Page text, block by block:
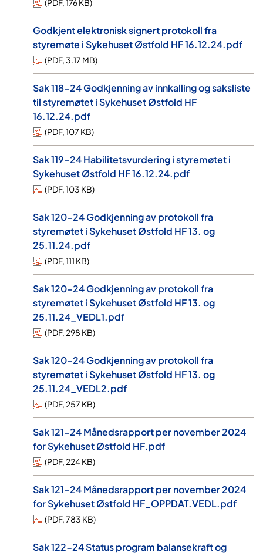
(PDF,176 KB)
Godkjent elektronisk signert protokoll fra
styremøte i Sykehuset Østfold HF 16.12.24.pdf
(PDF, 3.17 MB)
Sak 118-24 Godkjenning av innkalling og saksliste
til styremøtet i Sykehuset Østfold HF
16.12.24.pdf
(PDF,107 KB)
Sak 119-24 Habilitetsvurdering i styremøtet i
Sykehuset Østfold HF 16.12.24.pdf
(PDF,103 KB)
Sak 120-24 Godkjenning av protokoll fra
styremøtet i Sykehuset Østfold HF 13. og
25.11.24.pdf
(PDF,111 KB)
Sak 120-24 Godkjenning av protokoll fra
styremøtet i Sykehuset Østfold HF 13. og
25.11.24_VEDL1.pdf
(PDF, 298 KB)
Sak 120-24 Godkjenning av protokoll fra
styremøtet i Sykehuset Østfold HF 13. og
25.11.24_VEDL2.pdf
(PDF, 257 KB)
Sak 121-24 Månedsrapport per november 2024
for Sykehuset Østfold HF.pdf
(PDF, 224 KB)
Sak 121-24 Månedsrapport per november 2024
for Sykehuset Østfold HF_OPPDAT.VEDL.pdf
(PDF,783 KB)
Sak 122-24 Status program balansekraft og